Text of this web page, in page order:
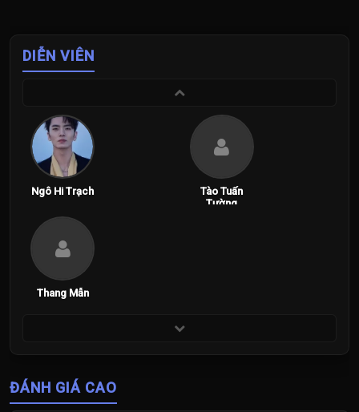
DIỄN VIÊN
Ngô Hi Trạch
Tào Tuấn
Tường
Thang Mẫn
ĐÁNH GIÁ CAO